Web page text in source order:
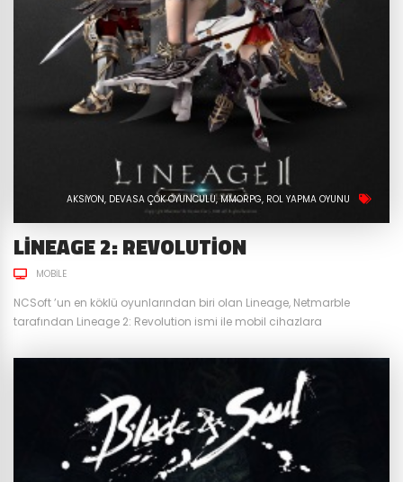
AKSIYON DEVASA ÇOK OYUNCULU MMORPG ROL YAPMA OYUNU
LINEAGE 2: REVOLUTION
MOBILE
NCSoft ’un en köklü oyunlarından biri olan Lineage, Netmarble
tarafından Lineage 2: Revolution ismi ile mobil cihazlara
mobilde oynanabileceği bilinmiyordu. İlk olarak 2016 yılında Asya,
ardından da 2017 sonunda tüm dünyada yayınlanan oyun,
günümüzün hala en başarılı mobil MMORPG oyunlarından biri olarak
kabul edilmektedir. Mobil Ama PC...